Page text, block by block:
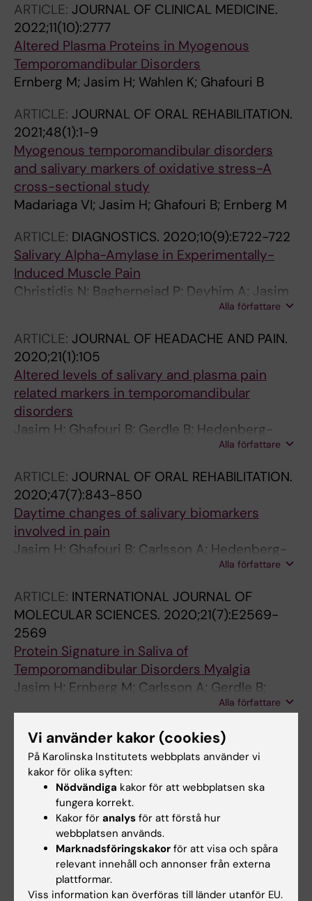
ARTICLE: JOURNAL OF CLINICAL MEDICINE.
2022;11(10):2777
Altered Plasma Proteins in Myogenous
Temporomandibular Disorders
Ernberg M; Jasim H; Wahlen K; Ghafouri B
ARTICLE: JOURNAL OF ORAL REHABILITATION.
2021;48(1):1-9
Myogenous temporomandibular disorders
and salivary markers of oxidative stress-A
cross-sectional study
Madariaga VI; Jasim H; Ghafouri B; Ernberg M
ARTICLE: DIAGNOSTICS. 2020;10(9):E722-722
Salivary Alpha-Amylase in Experimentally-
Induced Muscle Pain
Christidis N; Baghernejad P; Deyhim A; Jasim
Alla författare
ARTICLE: JOURNAL OF HEADACHE AND PAIN.
2020;21(1):105
Altered levels of salivary and plasma pain
related markers in temporomandibular
disorders
Jasim H; Ghafouri B; Gerdle B; Hedenberg-
Alla författare
ARTICLE: JOURNAL OF ORAL REHABILITATION.
2020;47(7):843-850
Daytime changes of salivary biomarkers
involved in pain
Jasim H; Ghafouri B; Carlsson A; Hedenberg-
Alla författare
ARTICLE: INTERNATIONAL JOURNAL OF
MOLECULAR SCIENCES. 2020;21(7):E2569-
2569
Protein Signature in Saliva of
Temporomandibular Disorders Myalgia
Jasim H; Ernberg M; Carlsson A; Gerdle B;
Alla författare
JOURNAL ARTICLE:DENTAL ORAL BIOLOGY
AND CRANIOFACIAL RESEARCH.2019
Could Reported Sex Differences in Hypertonic
Saline-induced Muscle Pain be a dose Issue?
Yekkalam N; Coello E; Eklund M; Jasim H;
Christidis N; Ernberg M
ARTICLE:PAIN REPORTS.2019;4(5):e776
Diurnal variation of inflammatory plasma
proteins involved in pain
Vi använder kakor (cookies)
På Karolinska Institutets webbplats använder vi
kakor för olika syften:
Nödvändiga kakor för att webbplatsen ska
fungera korrekt.
Kakor för analys för att förstå hur
webbplatsen används.
Marknadsföringskakor för att visa och spåra
relevant innehåll och annonser från externa
plattformar.
Viss information kan överföras till länder utanför EU.